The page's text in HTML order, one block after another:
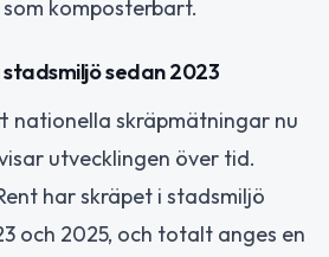
komposterbart.
stadsmiljö sedan 2023
nationella skräpmätningar nu
utvecklingen över tid.
har skräpet i stadsmiljö
och 2025, och totalt anges en